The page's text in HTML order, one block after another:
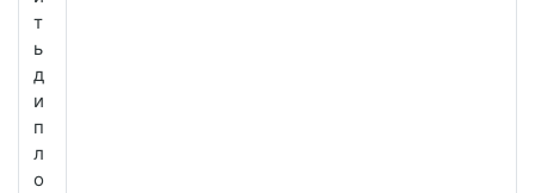
т
ь
д
и
п
л
о